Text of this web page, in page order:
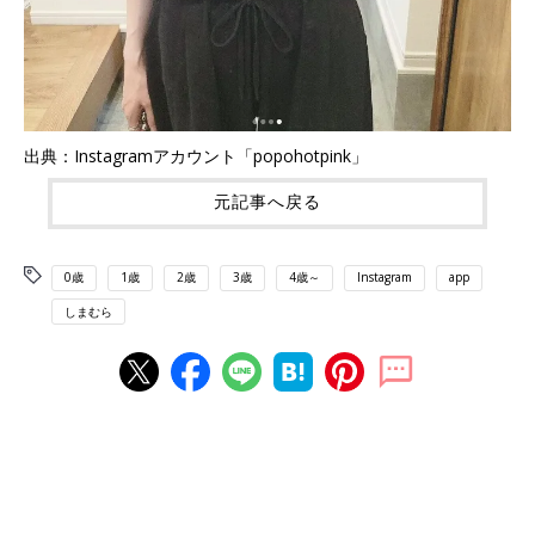
出典：Instagramアカウント「popohotpink」
元記事へ戻る
0歳 1歳 2歳 3歳 4歳～ Instagram app
しまむら